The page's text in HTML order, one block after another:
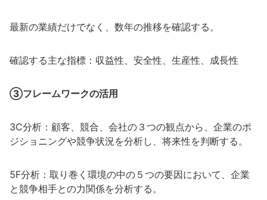
最新の業績だけでなく、数年の推移を確認する。
確認する主な指標：収益性、安全性、生産性、成長性
③フレームワークの活用
3C分析：顧客、競合、会社の３つの観点から、企業のポ
ジショニングや競争状況を分析し、将来性を判断する。
5F分析：取り巻く環境の中の５つの要因において、企業
と競争相手との力関係を分析する。